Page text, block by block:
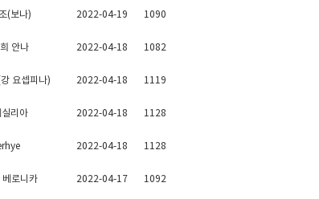
(보나) 2022-04-19 1090
안나 2022-04-18 1082
요셉피나) 2022-04-18 1119
리아 2022-04-18 1128
2022-04-18 1128
베로니카 2022-04-17 1092